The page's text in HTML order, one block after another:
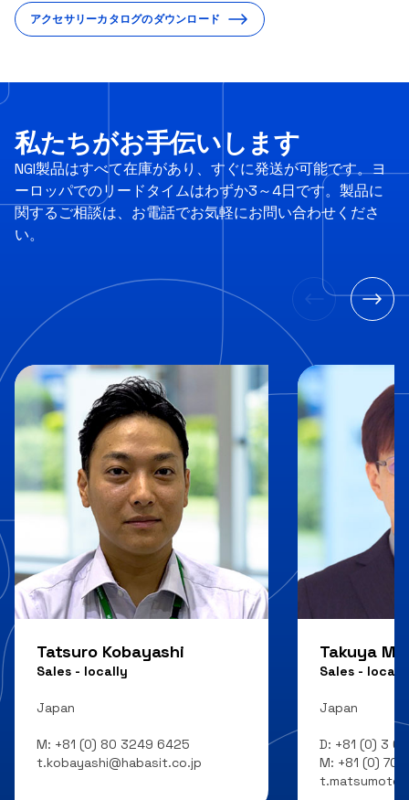
アクセサリーカタログのダウンロード
私たちがお手伝いします
NGI製品はすべて在庫があり、すぐに発送が可能です。ヨ
ーロッパでのリードタイムはわずか3～4日です。製品に
関するご相談は、お電話でお気軽にお問い合わせくださ
い。
Tatsuro Kobayashi
Sales - locally
Japan
M: +81 (0) 80 3249 6425
t.kobayashi@habasit.co.jp
Takuya
Sales -
Japan
D: +81 (0) 3
M: +81 (0) 70